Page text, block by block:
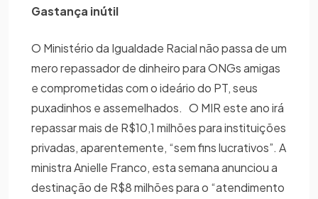
Gastança inútil
O Ministério da Igualdade Racial não passa de um
mero repassador de dinheiro para ONGs amigas
e comprometidas com o ideário do PT, seus
puxadinhos e assemelhados. O MIR este ano irá
repassar mais de R$10,1 milhões para instituições
privadas, aparentemente, “sem fins lucrativos”. A
ministra Anielle Franco, esta semana anunciou a
destinação de R$8 milhões para o “atendimento